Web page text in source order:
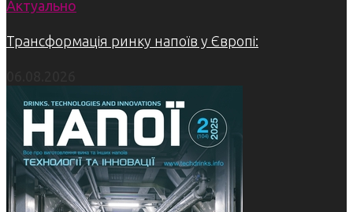
Актуально
Трансформація ринку напоїв у Європі: